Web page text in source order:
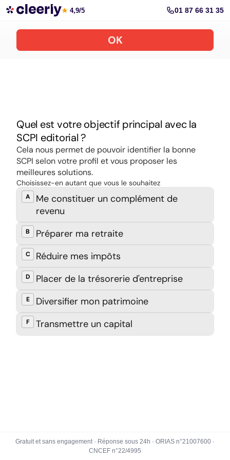
Souscrire aux meilleures SCPI en ligne
★ 4,9/5 01 87 66 31 35
Gratuit et sans engagement · Réponse sous 24h · ORIAS n°21007600 ·
CNCEF n°22/4995